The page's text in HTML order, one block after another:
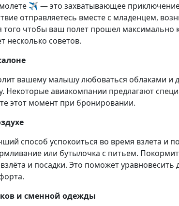
✈️ — это захватывающее
отправляетесь вместе с младенцем,
того чтобы ваш полет прошел максимально
несколько советов.
вашему малышу любоваться облаками и
Некоторые авиакомпании предлагают
этот момент при бронировании.
способ успокоиться во время взлета и
или бутылочка с питьем.
и посадки. Это поможет уравновесить
и сменной одежды